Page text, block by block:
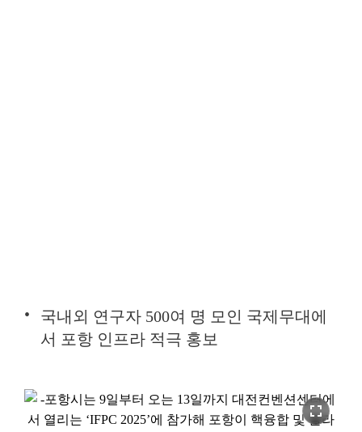
국내외 연구자 500여 명 모인 국제무대에
서 포항 인프라 적극 홍보
fullscreen